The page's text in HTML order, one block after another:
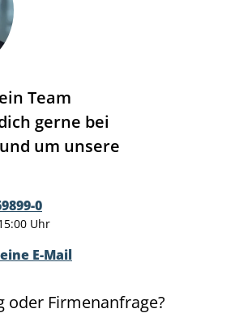
Team
gerne bei
um unsere
0
Uhr
E-Mail
oder Firmenanfrage?